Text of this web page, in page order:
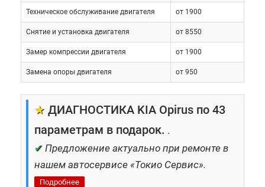
Техническое обслуживание двигателя от 1900
Снятие и установка двигателя от 8550
Замер компрессии двигателя от 1900
Замена опоры двигателя от 950
★ ДИАГНОСТИКА KIA Opirus по 43
параметрам в подарок. .
✔ Предложение актуально при ремонте в
нашем автосервисе «Токио Сервис».
Подробнее